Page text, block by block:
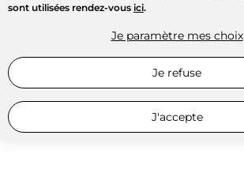
sont utilisées rendez-vous ici.
Je paramètre mes choix
Je refuse
J'accepte